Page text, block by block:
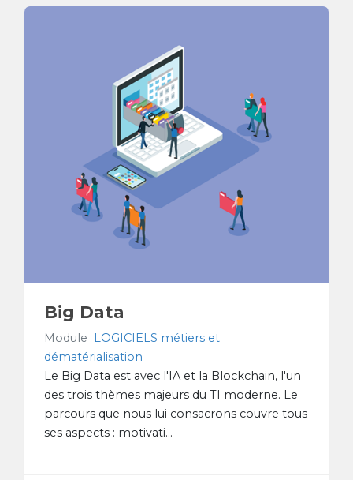
Big Data
Module
LOGICIELS métiers et
dématérialisation
Le Big Data est avec l'IA et la Blockchain, l'un
des trois thèmes majeurs du TI moderne. Le
parcours que nous lui consacrons couvre tous
ses aspects : motivati...